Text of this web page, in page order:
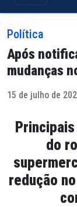
Política
Após
mudanças
15 de julho de
do
redução